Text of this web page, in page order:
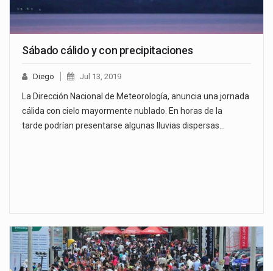
Sábado cálido y con precipitaciones
Diego Jul 13, 2019
La Dirección Nacional de Meteorología, anuncia una jornada
cálida con cielo mayormente nublado. En horas de la
tarde podrían presentarse algunas lluvias dispersas…